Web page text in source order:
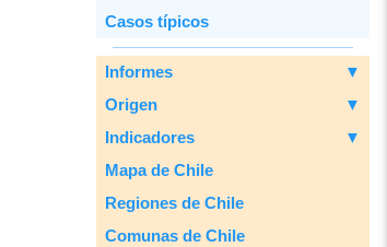
Casos típicos
Informes
▼
Origen
▼
Indicadores
▼
Mapa de Chile
Regiones de Chile
Comunas de Chile